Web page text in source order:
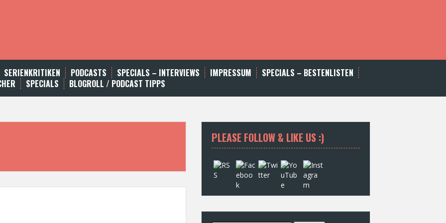
SERIENKRITIKEN PODCASTS SPECIALS – INTERVIEWS IMPRESSUM
SPECIALS – BESTENLISTEN
SPECIALS BLOGROLL / PODCAST TIPPS
PLEASE FOLLOW & LIKE US :)